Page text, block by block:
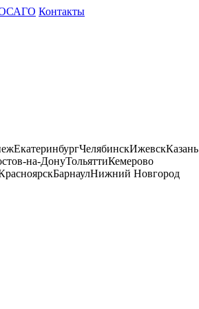
Контакты
ЕкатеринбургЧелябинскИжевскКазань
на-ДонуТольяттиКемерово
БарнаулНижний Новгород